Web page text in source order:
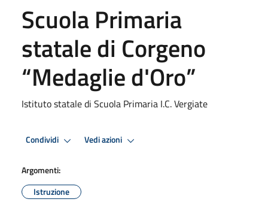
Scuola Primaria
statale di Corgeno
“Medaglie d'Oro”
Istituto statale di Scuola Primaria I.C. Vergiate
Condividi Vedi azioni
Argomenti:
Istruzione